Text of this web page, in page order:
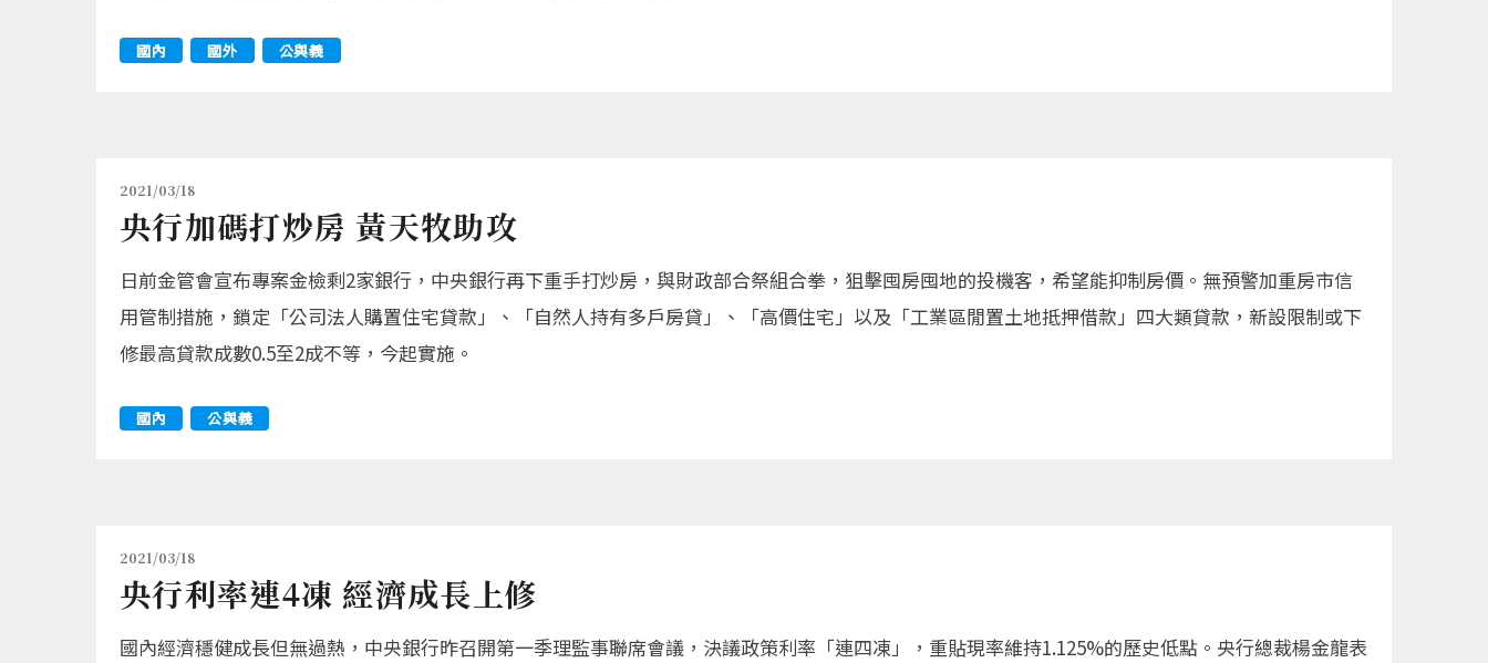
國內 國外 公與義
2021/03/18
央行加碼打炒房 黃天牧助攻
日前金管會宣布專案金檢剩2家銀行，中央銀行再下重手打炒房，與財政部合祭組合拳，狙擊囤房囤地的投機客，希望能抑制房價。無預警加重房市信
用管制措施，鎖定「公司法人購置住宅貸款」、「自然人持有多戶房貸」、「高價住宅」以及「工業區閒置土地抵押借款」四大類貸款，新設限制或下
修最高貸款成數0.5至2成不等，今起實施。
國內 公與義
2021/03/18
央行利率連4凍 經濟成長上修
國內經濟穩健成長但無過熱，中央銀行昨召開第一季理監事聯席會議，決議政策利率「連四凍」，重貼現率維持1.125%的歷史低點。央行總裁楊金龍表